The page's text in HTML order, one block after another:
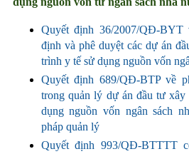
Quyết định 36/2007/QĐ-BYT
định và phê duyệt các dự án
trình y tế sử dụng nguồn vốn
Quyết định 689/QĐ-BTP về
trong quản lý dự án đầu tư
dụng nguồn vốn ngân sách
pháp quản lý
Quyết định 993/QĐ-BTTTT